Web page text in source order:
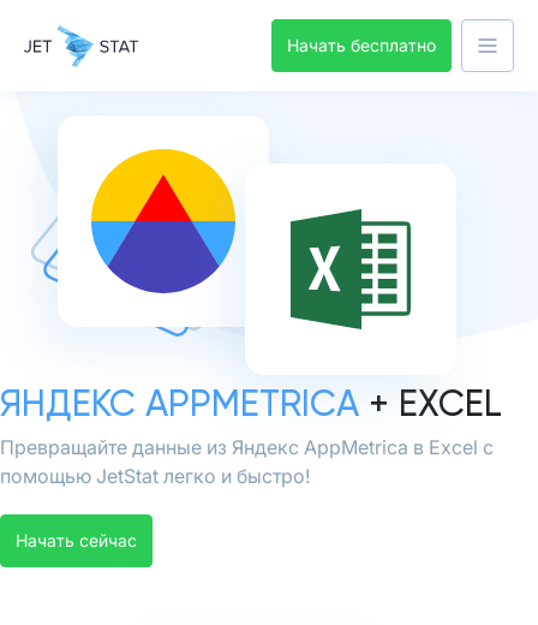
Начать бесплатно
ЯНДЕКС APPMETRICA + EXCEL
Превращайте данные из Яндекс AppMetrica в Excel с
помощью JetStat легко и быстро!
Начать сейчас